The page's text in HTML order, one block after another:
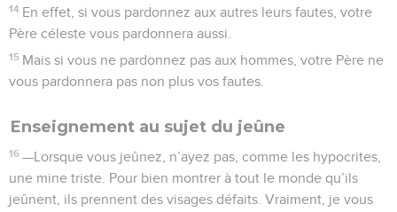
14 En effet, si vous pardonnez aux autres leurs fautes, votre
Père céleste vous pardonnera aussi.
15 Mais si vous ne pardonnez pas aux hommes, votre Père ne
vous pardonnera pas non plus vos fautes.
Enseignement au sujet du jeûne
16 —Lorsque vous jeûnez, n’ayez pas, comme les hypocrites,
une mine triste. Pour bien montrer à tout le monde qu’ils
jeûnent, ils prennent des visages défaits. Vraiment, je vous